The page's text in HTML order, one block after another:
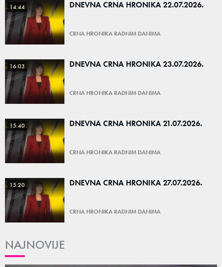
14:44 DNEVNA CRNA HRONIKA 22.07.2026.
CRNA HRONIKA RADNIM DANIMA
16:03 DNEVNA CRNA HRONIKA 23.07.2026.
CRNA HRONIKA RADNIM DANIMA
15:40 DNEVNA CRNA HRONIKA 21.07.2026.
CRNA HRONIKA RADNIM DANIMA
15:20 DNEVNA CRNA HRONIKA 27.07.2026.
CRNA HRONIKA RADNIM DANIMA
NAJNOVIJE